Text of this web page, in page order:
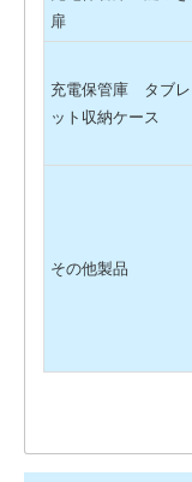
扉
充電保管庫 タブレ
ット収納ケース
その他製品